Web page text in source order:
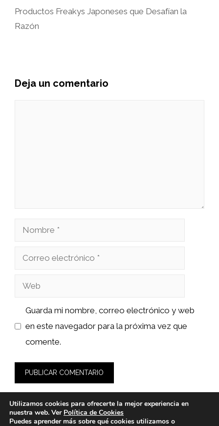
Productos Freakys Japoneses que Desafían la
Razón
Deja un comentario
Nombre
Correo
Web
Guarda mi nombre, correo electrónico y web
en este navegador para la próxima vez que
comente.
Utilizamos cookies para ofrecerte la mejor experiencia en
nuestra web. Ver Política de Cookies
Puedes aprender más sobre qué cookies utilizamos o